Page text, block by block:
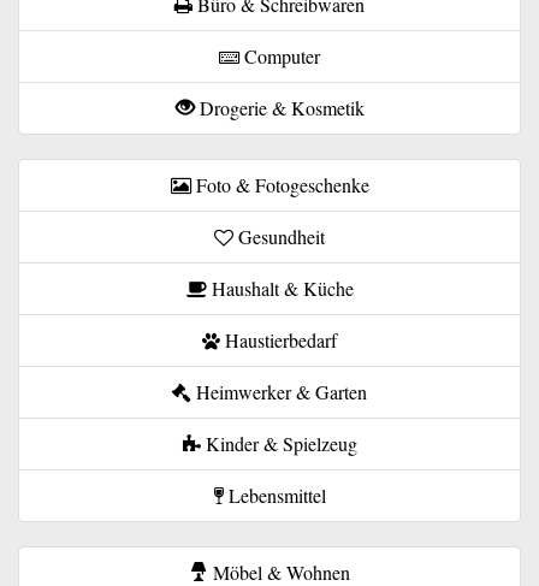
Computer
Drogerie & Kosmetik
Foto & Fotogeschenke
Gesundheit
Haushalt & Küche
Haustierbedarf
Heimwerker & Garten
Kinder & Spielzeug
Lebensmittel
Möbel & Wohnen